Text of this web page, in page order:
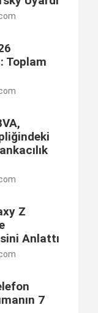
Toplam
Z
Anlattı
7